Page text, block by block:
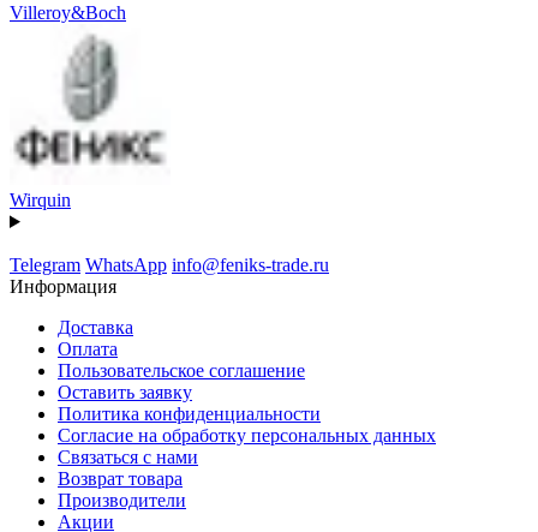
Villeroy&Boch
Wirquin
Telegram WhatsApp info@feniks-trade.ru
Информация
Доставка
Оплата
Пользовательское соглашение
Оставить заявку
Политика конфиденциальности
Согласие на обработку персональных данных
Связаться с нами
Возврат товара
Производители
Акции